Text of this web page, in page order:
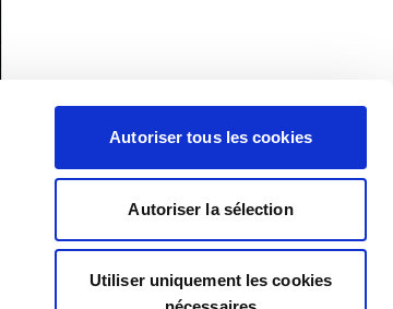
Autoriser tous les cookies
Autoriser la sélection
Utiliser uniquement les cookies